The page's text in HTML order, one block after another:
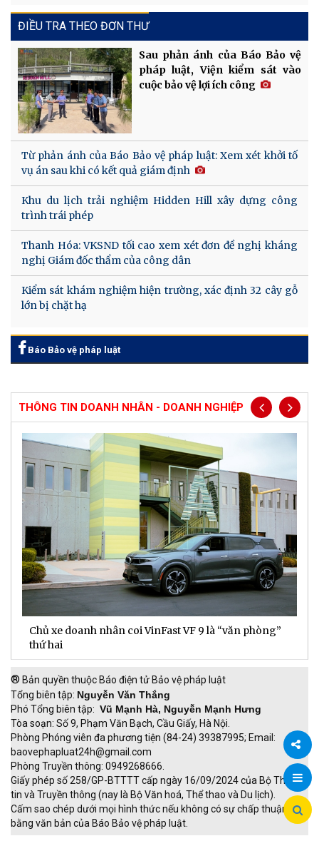
Chia
ĐIỀU TRA THEO ĐƠN THƯ
Sau phản ánh của Báo Bảo vệ
pháp luật, Viện kiểm sát vào
cuộc bảo vệ lợi ích công
Từ phản ánh của Báo Bảo vệ pháp luật: Xem xét khởi tố
vụ án sau khi có kết quả giám định
Khu du lịch trải nghiệm Hidden Hill xây dựng công
trình trái phép
Thanh Hóa: VKSND tối cao xem xét đơn đề nghị kháng
nghị Giám đốc thẩm của công dân
Kiểm sát khám nghiệm hiện trường, xác định 32 cây gỗ
lớn bị chặt hạ
Báo Bảo vệ pháp luật
THÔNG TIN DOANH NHÂN - DOANH NGHIỆP
Chủ xe doanh nhân coi VinFast VF 9 là “văn phòng”
thứ hai
® Bản quyền thuộc Báo điện tử Bảo vệ pháp luật
Tổng biên tập: Nguyễn Văn Thắng
Phó Tổng biên tập: Vũ Mạnh Hà, Nguyễn Mạnh Hưng
Tòa soạn: Số 9, Phạm Văn Bạch, Cầu Giấy, Hà Nội.
Phòng Phóng viên đa phương tiện (84-24) 39387995; Email:
baovephapluat24h@gmail.com
Phòng Truyền thông: 0949268666.
Giấy phép số 258/GP-BTTTT cấp ngày 16/09/2024 của Bộ Thông
tin và Truyền thông (nay là Bộ Văn hoá, Thể thao và Du lịch).
Cấm sao chép dưới mọi hình thức nếu không có sự chấp thuận
bằng văn bản của Báo Bảo vệ pháp luật.